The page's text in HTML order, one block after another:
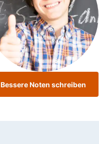
Bessere Noten schreiben